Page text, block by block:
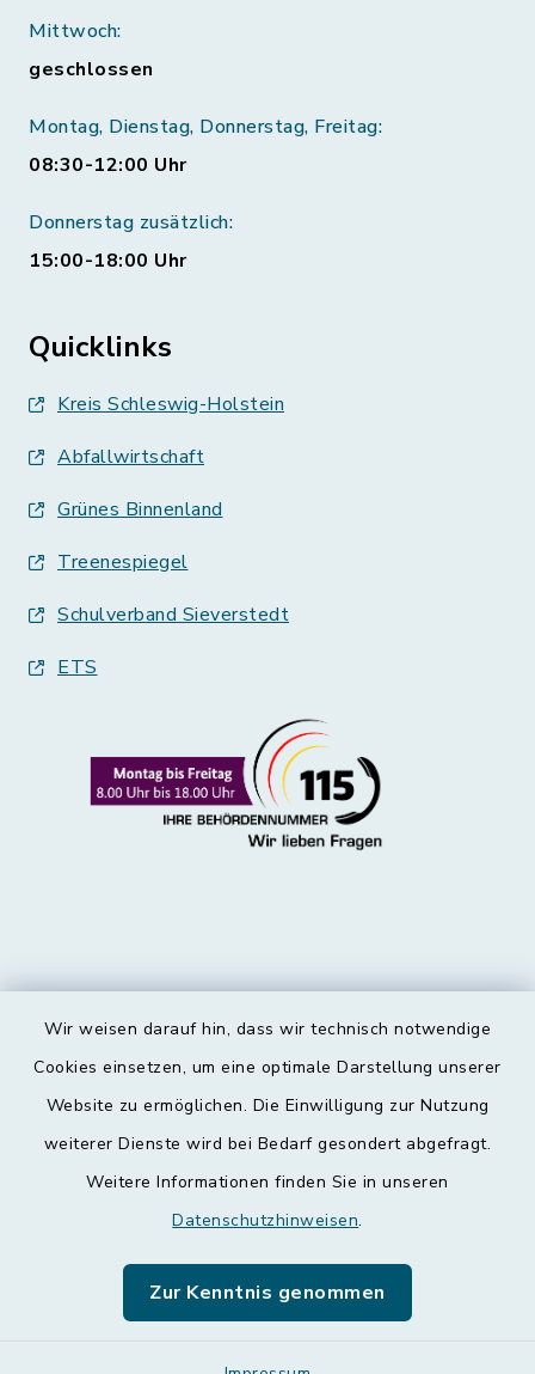
Wir weisen darauf hin, dass wir technisch notwendige
Cookies einsetzen, um eine optimale Darstellung unserer
Website zu ermöglichen. Die Einwilligung zur Nutzung
weiterer Dienste wird bei Bedarf gesondert abgefragt.
Weitere Informationen finden Sie in unseren
Datenschutzhinweisen.
Zur Kenntnis genommen
Mittwoch:
geschlossen
Montag, Dienstag, Donnerstag, Freitag:
08:30-12:00 Uhr
Donnerstag zusätzlich:
15:00-18:00 Uhr
Quicklinks
Kreis Schleswig-Holstein
Abfallwirtschaft
Grünes Binnenland
Treenespiegel
Schulverband Sieverstedt
ETS
Kontakt
Datenschutz
Leichte Sprache